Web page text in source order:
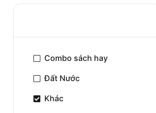
Combo sách hay
Đất Nước
Khác